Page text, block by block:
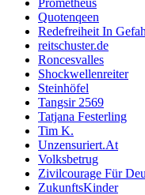
Quotenqeen
Redefreiheit In
reitschuster.de
Roncesvalles
Shockwellenreiter
Steinhöfel
Tangsir 2569
Tatjana Festerling
Tim K.
Unzensuriert.At
Volksbetrug
Zivilcourage Für
ZukunftsKinder